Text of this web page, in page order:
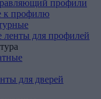
профили
к профилю
ленты для профилей
для дверей